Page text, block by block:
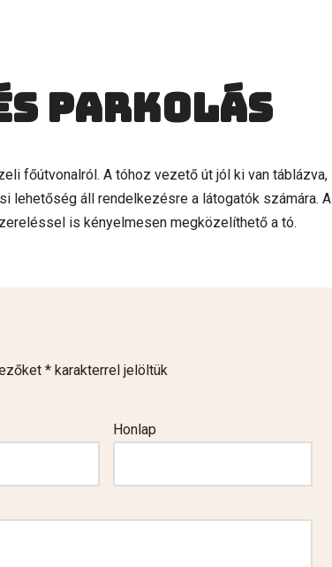
parkolás
főútvonalról. A tóhoz vezető út jól ki van táblázva,
lehetőség áll rendelkezésre a látogatók számára. A
is kényelmesen megközelíthető a tó.
* karakterrel jelöltük
Honlap